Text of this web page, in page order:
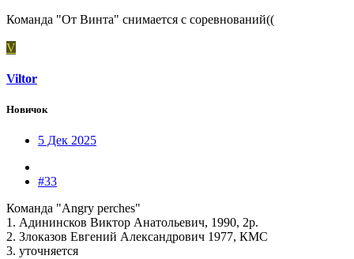
Команда "От Винта" снимается с соревнований((
V
Viltor
Новичок
5 Дек 2025
#33
Команда "Аngry perches"
1. Адининсков Виктор Анатольевич, 1990, 2р.
2. Злоказов Евгений Александрович 1977, КМС
3. уточняется